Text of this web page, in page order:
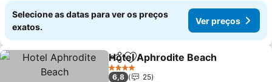
Selecione as datas para ver os preços
exatos.
Ver preços
PartilharAdicionar aos favoritos
Hotel Aphrodite Beach
4 Estrelas
6,8
25